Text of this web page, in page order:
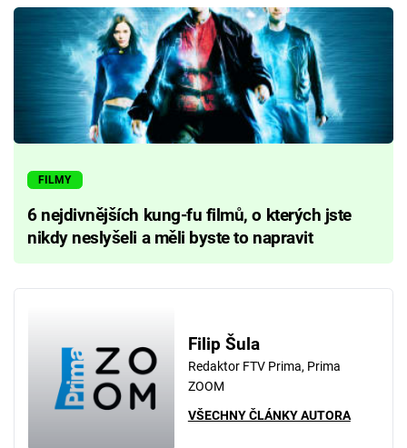
FILMY
6 nejdivnějších kung-fu filmů, o kterých jste
nikdy neslyšeli a měli byste to napravit
Filip Šula
Redaktor FTV Prima, Prima
ZOOM
VŠECHNY ČLÁNKY AUTORA